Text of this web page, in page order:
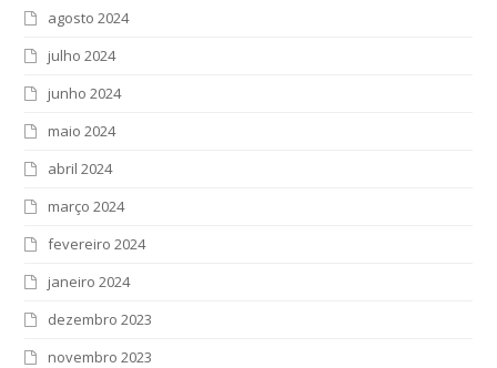
agosto 2024
julho 2024
junho 2024
maio 2024
abril 2024
março 2024
fevereiro 2024
janeiro 2024
dezembro 2023
novembro 2023